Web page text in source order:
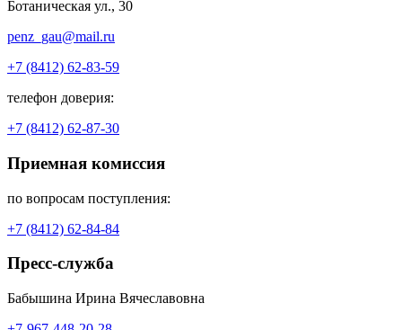
Ботаническая ул., 30
penz_gau@mail.ru
+7 (8412) 62-83-59
телефон доверия:
+7 (8412) 62-87-30
Приемная комиссия
по вопросам поступления:
+7 (8412) 62-84-84
Пресс-служба
Бабышина Ирина Вячеславовна